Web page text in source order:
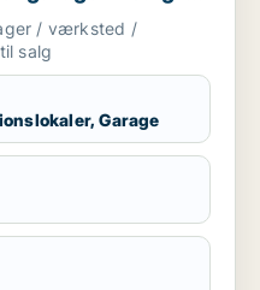
Broager m.fl.
/ værksted /
salg
Garage